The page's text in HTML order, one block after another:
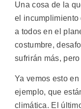
Una cosa de la
el incumplimiento
a todos en el
costumbre,
sufrirán más,
Ya vemos esto
ejemplo, que
climática. El